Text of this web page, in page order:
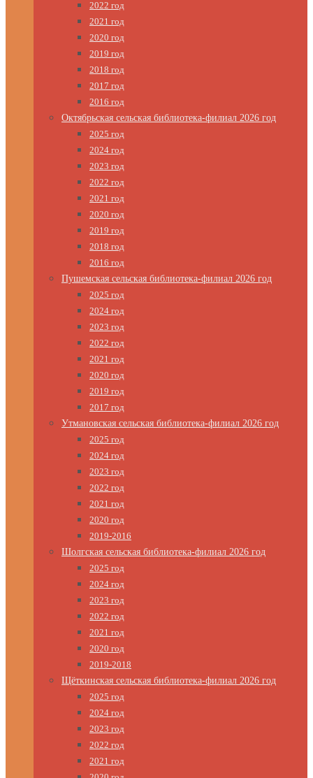
2022 год
2021 год
2020 год
2019 год
2018 год
2017 год
2016 год
Октябрьская сельская библиотека-филиал 2026 год
2025 год
2024 год
2023 год
2022 год
2021 год
2020 год
2019 год
2018 год
2016 год
Пушемская сельская библиотека-филиал 2026 год
2025 год
2024 год
2023 год
2022 год
2021 год
2020 год
2019 год
2017 год
Утмановская сельская библиотека-филиал 2026 год
2025 год
2024 год
2023 год
2022 год
2021 год
2020 год
2019-2016
Шолгская сельская библиотека-филиал 2026 год
2025 год
2024 год
2023 год
2022 год
2021 год
2020 год
2019-2018
Щёткинская сельская библиотека-филиал 2026 год
2025 год
2024 год
2023 год
2022 год
2021 год